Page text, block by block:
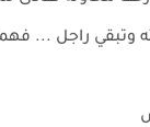
وتبقي راجل ...